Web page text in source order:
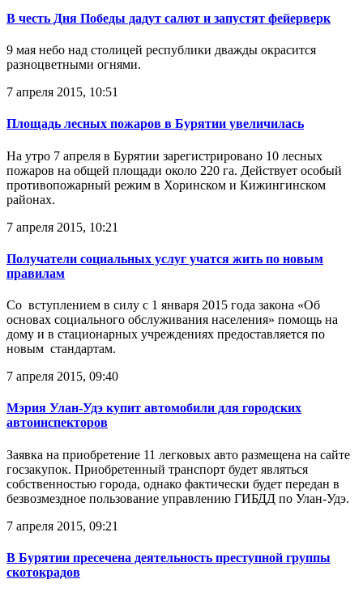
В честь Дня Победы дадут салют и запустят фейерверк
9 мая небо над столицей республики дважды окрасится
разноцветными огнями.
7 апреля 2015, 10:51
Площадь лесных пожаров в Бурятии увеличилась
На утро 7 апреля в Бурятии зарегистрировано 10 лесных
пожаров на общей площади около 220 га. Действует особый
противопожарный режим в Хоринском и Кижингинском
районах.
7 апреля 2015, 10:21
Получатели социальных услуг учатся жить по новым
правилам
Со вступлением в силу с 1 января 2015 года закона «Об
основах социального обслуживания населения» помощь на
дому и в стационарных учреждениях предоставляется по
новым стандартам.
7 апреля 2015, 09:40
Мэрия Улан-Удэ купит автомобили для городских
автоинспекторов
Заявка на приобретение 11 легковых авто размещена на сайте
госзакупок. Приобретенный транспорт будет являться
собственностью города, однако фактически будет передан в
безвозмездное пользование управлению ГИБДД по Улан-Удэ.
7 апреля 2015, 09:21
В Бурятии пресечена деятельность преступной группы
скотокрадов